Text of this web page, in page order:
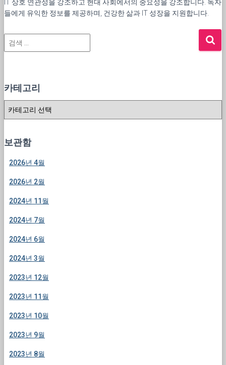
IT 상호 연관성을 강조하고 현대 사회에서의 중요성을 강조합니다. 독자
들에게 유익한 정보를 제공하며, 건강한 삶과 IT 성장을 지원합니다.
검
색
카테고리
리
보관함
2026년 4월
2026년 2월
2024년 11월
2024년 7월
2024년 6월
2024년 3월
2023년 12월
2023년 11월
2023년 10월
2023년 9월
2023년 8월